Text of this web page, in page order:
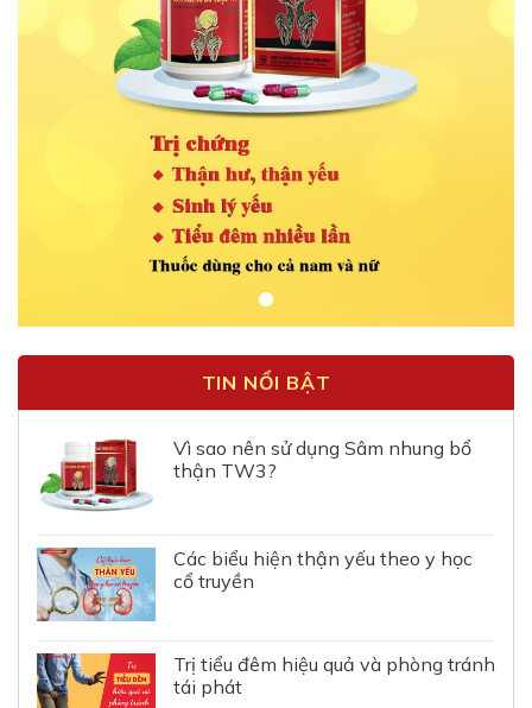
TIN NỔI BẬT
Vì sao nên sử dụng Sâm nhung bổ
thận TW3?
Các biểu hiện thận yếu theo y học
cổ truyền
Trị tiểu đêm hiệu quả và phòng tránh
tái phát